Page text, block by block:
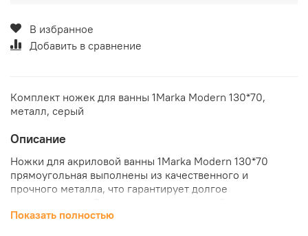
В избранное
Добавить в сравнение
Комплект ножек для ванны 1Marka Modern 130*70,
металл, серый
Описание
Ножки для акриловой ванны 1Marka Modern 130*70
прямоугольная выполнены из качественного и
прочного металла, что гарантирует долгое
альтернативой усиленной раме и могут выдерживать
Показать полностью